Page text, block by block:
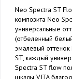
Neo Spectra ST
композита Neo
универсальные
(отбеленный
эмалевый оттенок
ST, каждый
Spectra ST flow
шкалы VITA